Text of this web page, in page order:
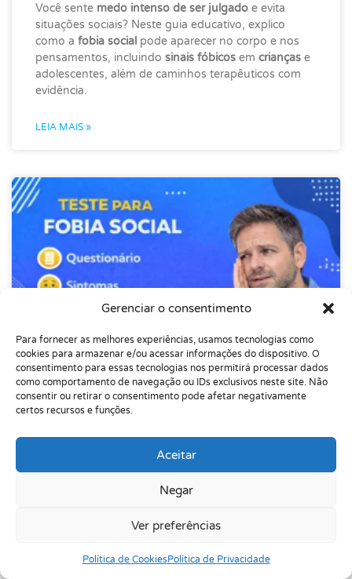
Gerenciar o consentimento
Para fornecer as melhores experiências, usamos tecnologias como
cookies para armazenar e/ou acessar informações do dispositivo. O
consentimento para essas tecnologias nos permitirá processar dados
como comportamento de navegação ou IDs exclusivos neste site. Não
consentir ou retirar o consentimento pode afetar negativamente
certos recursos e funções.
Aceitar
Negar
Ver preferências
Política de CookiesPolítica de Privacidade
Você sente medo intenso de ser julgado e evita
situações sociais? Neste guia educativo, explico
como a fobia social pode aparecer no corpo e nos
pensamentos, incluindo sinais fóbicos em crianças e
adolescentes, além de caminhos terapêuticos com
evidência.
LEIA MAIS »